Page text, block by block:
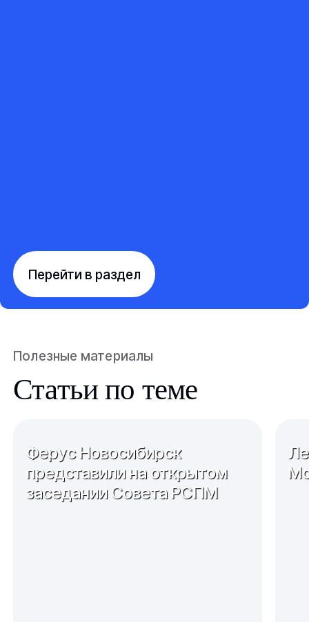
Перейти в раздел
Полезные материалы
Статьи по теме
Ферус Новосибирск
представили на открытом
заседании Совета РСПМ